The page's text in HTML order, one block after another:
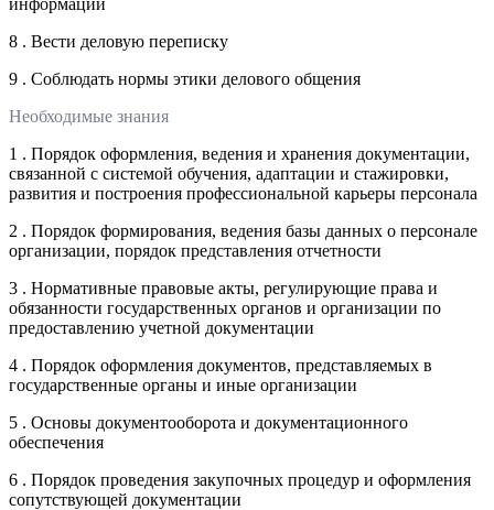
8 . Вести деловую переписку
9 . Соблюдать нормы этики делового общения
Необходимые знания
1 . Порядок оформления, ведения и хранения документации,
связанной с системой обучения, адаптации и стажировки,
развития и построения профессиональной карьеры персонала
2 . Порядок формирования, ведения базы данных о персонале
организации, порядок представления отчетности
3 . Нормативные правовые акты, регулирующие права и
обязанности государственных органов и организации по
предоставлению учетной документации
4 . Порядок оформления документов, представляемых в
государственные органы и иные организации
5 . Основы документооборота и документационного
обеспечения
6 . Порядок проведения закупочных процедур и оформления
сопутствующей документации